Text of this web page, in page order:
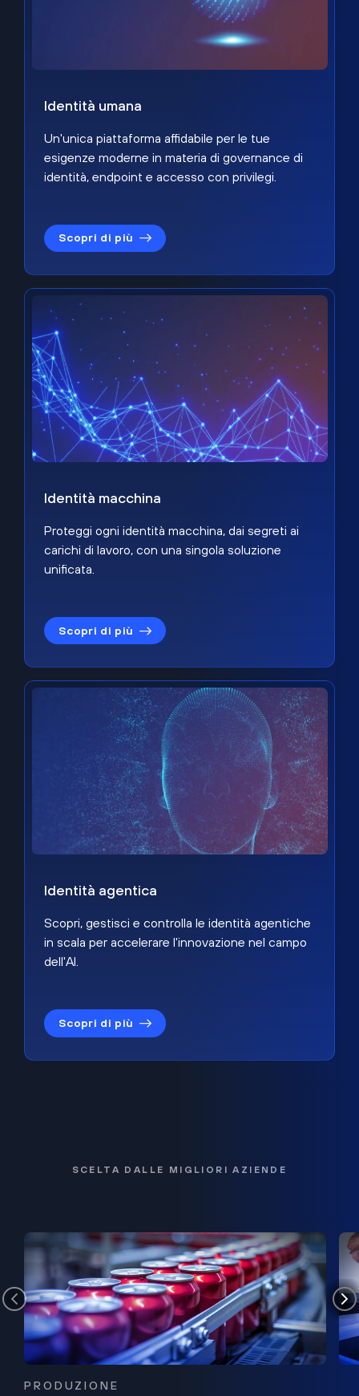
Identità umana
Un'unica piattaforma affidabile per le tue
esigenze moderne in materia di governance di
identità, endpoint e accesso con privilegi.
Scopri di più
Identità macchina
Proteggi ogni identità macchina, dai segreti ai
carichi di lavoro, con una singola soluzione
unificata.
Scopri di più
Identità agentica
Scopri, gestisci e controlla le identità agentiche
in scala per accelerare l'innovazione nel campo
dell'AI.
Scopri di più
SCELTA DALLE MIGLIORI AZIENDE
PRODUZIONE